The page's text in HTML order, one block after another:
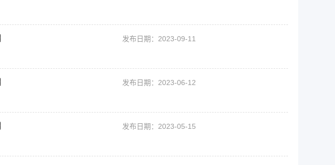
发布日期：2023-09-11
发布日期：2023-06-12
发布日期：2023-05-15